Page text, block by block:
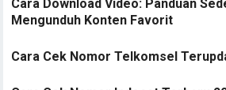
Cara Download Video: Panduan
Mengunduh Konten Favorit
Cara Cek Nomor Telkomsel